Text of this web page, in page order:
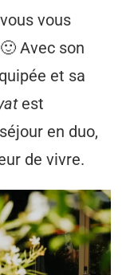
vous
Avec son
et sa
est
en duo,
de vivre.